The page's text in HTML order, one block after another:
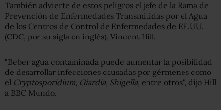
También advierte de estos peligros el jefe de la Rama de
Prevención de Enfermedades Transmitidas por el Agua
de los Centros de Control de Enfermedades de EE.UU.
(CDC, por su sigla en inglés), Vincent Hill.
"Beber agua contaminada puede aumentar la posibilidad
de desarrollar infecciones causadas por gérmenes como
el Cryptosporidium, Giardia, Shigella, entre otros", dijo Hill
a BBC Mundo.